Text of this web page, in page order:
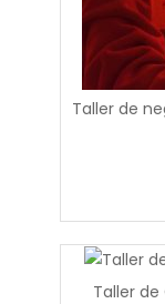
Taller de